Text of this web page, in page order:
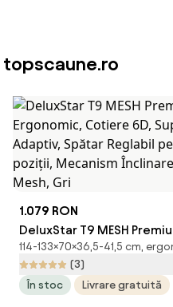
topscaune.ro
1.079 RON
DeluxStar T9 MESH
Ergonomic, Cotiere 6D,
Adaptiv, Spătar Reglabil
poziții, Mecanism
114-133×70×36,5-41,5 cm,
(3)
În stoc
Livrare gratuită